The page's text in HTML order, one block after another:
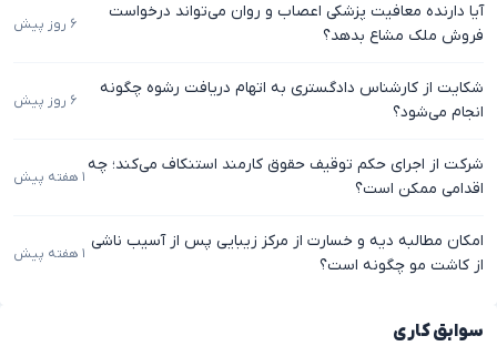
آیا دارنده معافیت پزشکی اعصاب و روان می‌تواند درخواست
فروش ملک مشاع بدهد؟
۶ روز پیش
شکایت از کارشناس دادگستری به اتهام دریافت رشوه چگونه
انجام می‌شود؟
۶ روز پیش
شرکت از اجرای حکم توقیف حقوق کارمند استنکاف می‌کند؛ چه
اقدامی ممکن است؟
۱ هفته پیش
امکان مطالبه دیه و خسارت از مرکز زیبایی پس از آسیب ناشی
از کاشت مو چگونه است؟
۱ هفته پیش
سوابق کاری